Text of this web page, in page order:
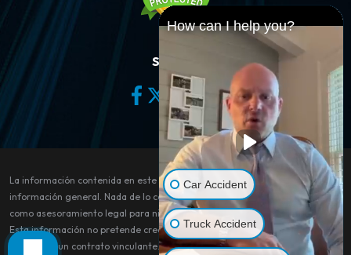
Síganos
La información contenida en este sitio web es sólo para fines de
información general. Nada de lo contenido en este sitio debe tomarse
como asesoramiento legal para ningún caso o situación individual.
Esta información no pretende crear, y su recepción o visualización no
constituye un contrato vinculante.
How can I help you?
Car Accident
Truck Accident